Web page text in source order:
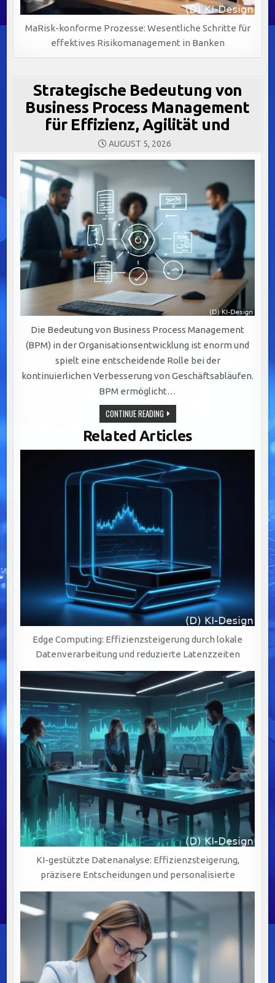
MaRisk-konforme Prozesse: Wesentliche Schritte für
effektives Risikomanagement in Banken
Strategische Bedeutung von
Business Process Management
für Effizienz, Agilität und
AUGUST 5, 2026
Die Bedeutung von Business Process Management
(BPM) in der Organisationsentwicklung ist enorm und
spielt eine entscheidende Rolle bei der
kontinuierlichen Verbesserung von Geschäftsabläufen.
BPM ermöglicht…
CONTINUE READINGSTRATEGISCHE
BEDEUTUNG
VON
BUSINESS
PROCESS
MANAGEMENT
FÜR
EFFIZIENZ,
AGILITÄT
UND
Related Articles
Edge Computing: Effizienzsteigerung durch lokale
Datenverarbeitung und reduzierte Latenzzeiten
KI-gestützte Datenanalyse: Effizienzsteigerung,
präzisere Entscheidungen und personalisierte